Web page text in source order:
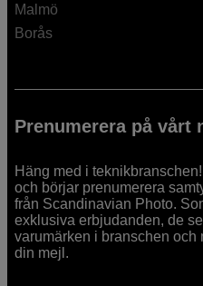
Malmö
Borås
Prenumerera på vårt
Häng med i
och börjar prenumerera
från Scandinavian Photo.
exklusiva erbjudanden, de
varumärken i branschen och
din mejl.